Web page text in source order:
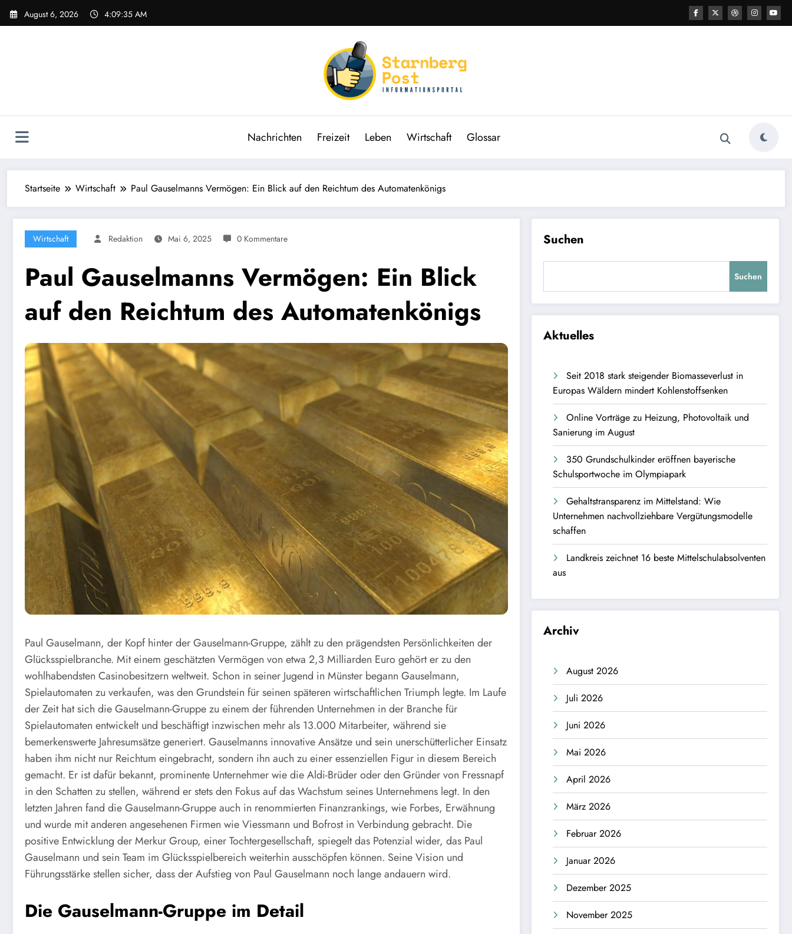
Zum
Inhalt
August 6, 2026 4:09:37 AM
Nachrichten Freizeit Leben Wirtschaft Glossar
Startseite Wirtschaft Paul Gauselmanns Vermögen: Ein Blick auf den Reichtum des Automatenkönigs
Wirtschaft Redaktion Mai 6, 2025 0 Kommentare
Paul Gauselmanns Vermögen: Ein Blick
auf den Reichtum des Automatenkönigs
Paul Gauselmann, der Kopf hinter der Gauselmann-Gruppe, zählt zu den prägendsten Persönlichkeiten der
Glücksspielbranche. Mit einem geschätzten Vermögen von etwa 2,3 Milliarden Euro gehört er zu den
wohlhabendsten Casinobesitzern weltweit. Schon in seiner Jugend in Münster begann Gauselmann,
Spielautomaten zu verkaufen, was den Grundstein für seinen späteren wirtschaftlichen Triumph legte. Im Laufe
der Zeit hat sich die Gauselmann-Gruppe zu einem der führenden Unternehmen in der Branche für
Spielautomaten entwickelt und beschäftigt inzwischen mehr als 13.000 Mitarbeiter, während sie
bemerkenswerte Jahresumsätze generiert. Gauselmanns innovative Ansätze und sein unerschütterlicher Einsatz
haben ihm nicht nur Reichtum eingebracht, sondern ihn auch zu einer essenziellen Figur in diesem Bereich
gemacht. Er ist dafür bekannt, prominente Unternehmer wie die Aldi-Brüder oder den Gründer von Fressnapf
in den Schatten zu stellen, während er stets den Fokus auf das Wachstum seines Unternehmens legt. In den
letzten Jahren fand die Gauselmann-Gruppe auch in renommierten Finanzrankings, wie Forbes, Erwähnung
und wurde mit anderen angesehenen Firmen wie Viessmann und Bofrost in Verbindung gebracht. Die
positive Entwicklung der Merkur Group, einer Tochtergesellschaft, spiegelt das Potenzial wider, das Paul
Gauselmann und sein Team im Glücksspielbereich weiterhin ausschöpfen können. Seine Vision und
Führungsstärke stellen sicher, dass der Aufstieg von Paul Gauselmann noch lange andauern wird.
Die Gauselmann-Gruppe im Detail
Suchen
Suchen
Aktuelles
Seit 2018 stark steigender Biomasseverlust in
Europas Wäldern mindert Kohlenstoffsenken
Online Vorträge zu Heizung, Photovoltaik und
Sanierung im August
350 Grundschulkinder eröffnen bayerische
Schulsportwoche im Olympiapark
Gehaltstransparenz im Mittelstand: Wie
Unternehmen nachvollziehbare Vergütungsmodelle
schaffen
Landkreis zeichnet 16 beste Mittelschulabsolventen
aus
Archiv
August 2026
Juli 2026
Juni 2026
Mai 2026
April 2026
März 2026
Februar 2026
Januar 2026
Dezember 2025
November 2025